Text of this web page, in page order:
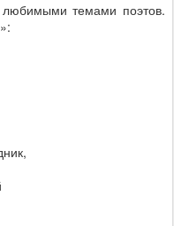
любимыми темами поэтов.